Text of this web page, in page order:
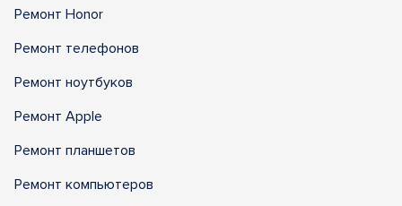
Ремонт Honor
Ремонт телефонов
Ремонт ноутбуков
Ремонт Apple
Ремонт планшетов
Ремонт компьютеров